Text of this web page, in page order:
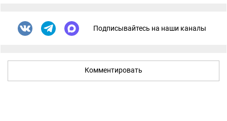
Подписывайтесь на наши каналы
Комментировать